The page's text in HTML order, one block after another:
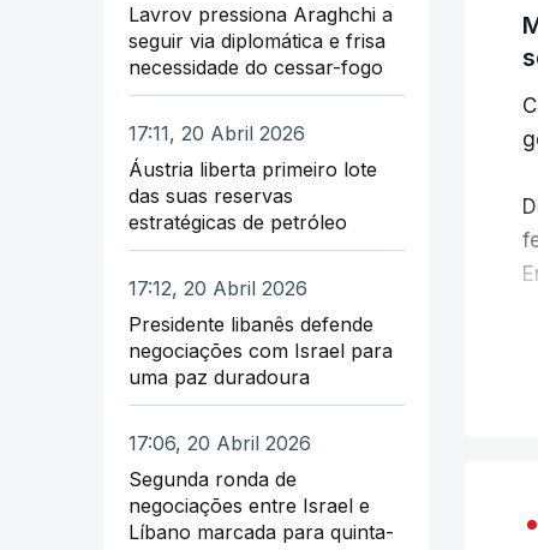
Lavrov pressiona Araghchi a
seguir via diplomática e frisa
necessidade do cessar-fogo
17:11, 20 Abril 2026
Áustria liberta primeiro lote
das suas reservas
estratégicas de petróleo
17:12, 20 Abril 2026
Presidente libanês defende
negociações com Israel para
uma paz duradoura
17:06, 20 Abril 2026
Segunda ronda de
negociações entre Israel e
Líbano marcada para quinta-